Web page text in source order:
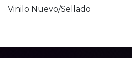
Vinilo Nuevo/Sellado